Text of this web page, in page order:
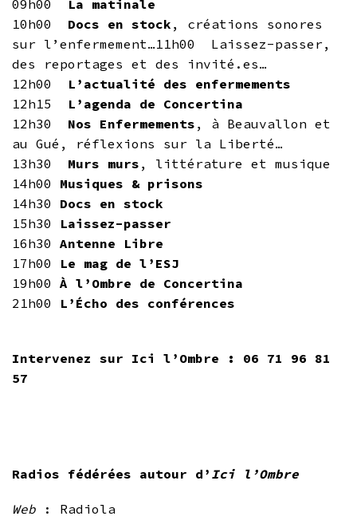
09h00 La matinale
10h00 Docs en stock , créations sonores
sur l’enfermement…11h00 Laissez-passer,
des reportages et des invité.es…
12h00 L’actualité des enfermements
12h15 L’agenda de Concertina
12h30 Nos Enfermements , à Beauvallon et
au Gué, réflexions sur la Liberté…
13h30 Murs murs , littérature et musique
14h00 Musiques & prisons
14h30 Docs en stock
15h30 Laissez-passer
16h30 Antenne Libre
17h00 Le mag de l’ESJ
19h00 À l’Ombre de Concertina
21h00 L’Écho des conférences
Intervenez sur Ici l’Ombre : 06 71 96 81
57
Radios fédérées autour d’ Ici l’Ombre
Web : Radiola